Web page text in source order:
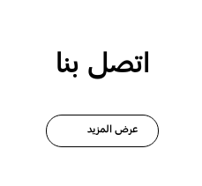
اتصل بنا
عرض المزيد